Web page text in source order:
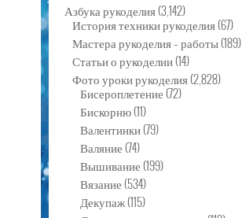
Азбука рукоделия(3,142)
История техники рукоделия(67)
Мастера рукоделия – работы(189)
Статьи о рукоделии(14)
Фото уроки рукоделия(2,828)
Бисероплетение(72)
Бискорню(11)
Валентинки(79)
Валяние(74)
Вышивание(199)
Вязание(534)
Декупаж(115)